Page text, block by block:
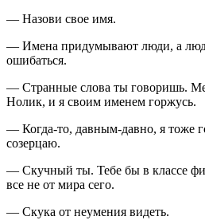
— Назови свое имя.
— Имена придумывают люди, а
ошибаться.
— Странные слова ты говоришь.
Нолик, и я своим именем горжусь.
— Когда-то, давным-давно, я тоже
созерцаю.
— Скучный ты. Тебе бы в классе
все не от мира сего.
— Скука от неумения видеть.